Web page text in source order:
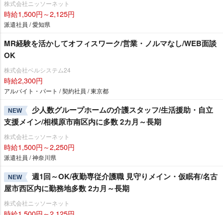
株式会社ニッソーネット
時給1,500円～2,125円
派遣社員 / 愛知県
MR経験を活かしてオフィスワーク/営業・ノルマなし/WEB面談
OK
株式会社ベルシステム24
時給2,300円
アルバイト・パート / 契約社員 / 東京都
NEW
少人数グループホームの介護スタッフ/生活援助・自立
支援メイン/相模原市南区内に多数 2カ月～長期
株式会社ニッソーネット
時給1,500円～2,250円
派遣社員 / 神奈川県
NEW
週1回～OK/夜勤専従介護職 見守りメイン・仮眠有/名古
屋市西区内に勤務地多数 2カ月～長期
株式会社ニッソーネット